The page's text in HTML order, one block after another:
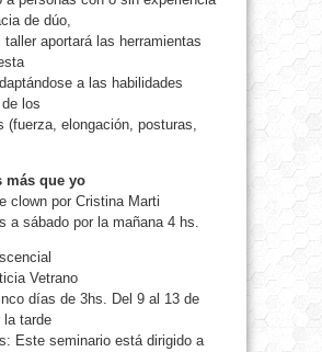
de dúo,
taller aportará las herramientas
a las habilidades
los
(fuerza, elongación, posturas,
más que yo
clown por Cristina Marti
a sábado por la mañana 4 hs.
Vetrano
días de 3hs. Del 9 al 13 de
la tarde
Este seminario está dirigido a